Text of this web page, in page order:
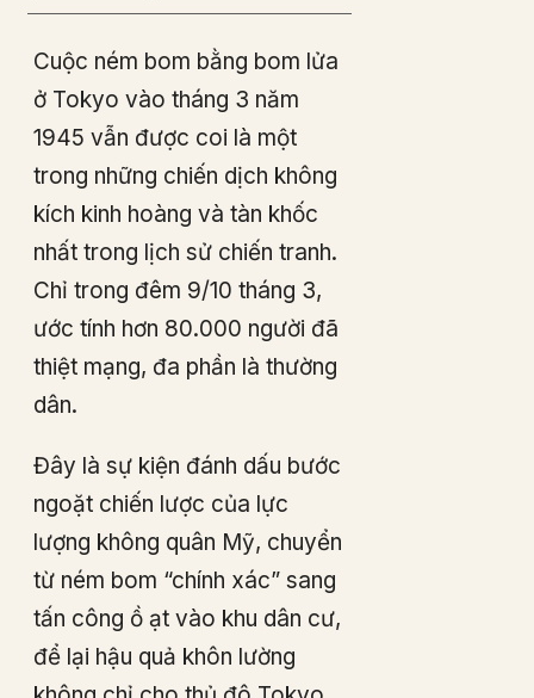
Cuộc ném bom bằng bom lửa
ở Tokyo vào tháng 3 năm
1945 vẫn được coi là một
trong những chiến dịch không
kích kinh hoàng và tàn khốc
nhất trong lịch sử chiến tranh.
Chỉ trong đêm 9/10 tháng 3,
ước tính hơn 80.000 người đã
thiệt mạng, đa phần là thường
dân.
Đây là sự kiện đánh dấu bước
ngoặt chiến lược của lực
lượng không quân Mỹ, chuyển
từ ném bom “chính xác” sang
tấn công ồ ạt vào khu dân cư,
để lại hậu quả khôn lường